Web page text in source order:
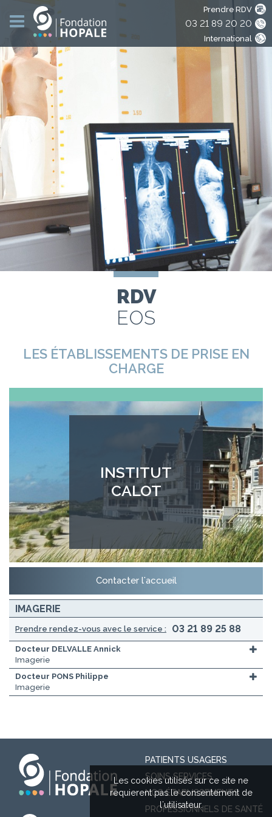
Prendre RDV
03 21 89 20 20
International
RDV
EOS
LES ÉTABLISSEMENTS DE PRISE EN
CHARGE
INSTITUT
CALOT
Contacter l'accueil
IMAGERIE
Prendre rendez-vous avec le service : 03 21 89 25 88
Docteur DELVALLE Annick
Imagerie
Docteur PONS Philippe
Imagerie
PATIENTS USAGERS
SOINS SERVICES
NOS ÉTABLISSEMENTS
PROFESSIONNELS DE SANTÉ
Les cookies utilisés sur ce site ne
requierent pas le consentement de
l'utilisateur.